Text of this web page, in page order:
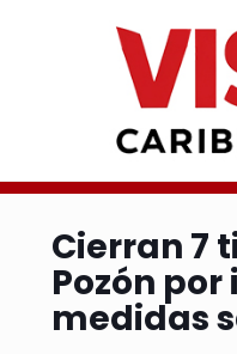
Cierran 7
Pozón
medidas